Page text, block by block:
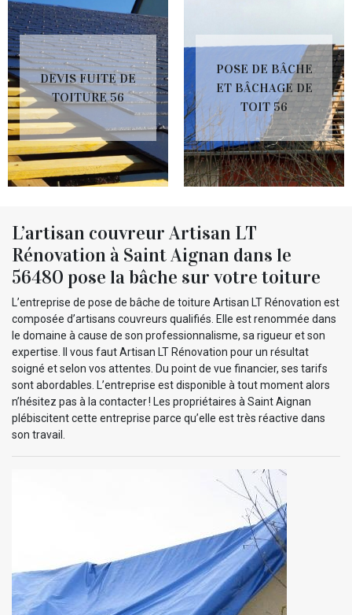
DEVIS FUITE DE
TOITURE 56
POSE DE BÂCHE
ET BÂCHAGE DE
TOIT 56
L’artisan couvreur Artisan LT
Rénovation à Saint Aignan dans le
56480 pose la bâche sur votre toiture
L’entreprise de pose de bâche de toiture Artisan LT Rénovation est
composée d’artisans couvreurs qualifiés. Elle est renommée dans
le domaine à cause de son professionnalisme, sa rigueur et son
expertise. Il vous faut Artisan LT Rénovation pour un résultat
soigné et selon vos attentes. Du point de vue financier, ses tarifs
sont abordables. L’entreprise est disponible à tout moment alors
n’hésitez pas à la contacter ! Les propriétaires à Saint Aignan
plébiscitent cette entreprise parce qu’elle est très réactive dans
son travail.